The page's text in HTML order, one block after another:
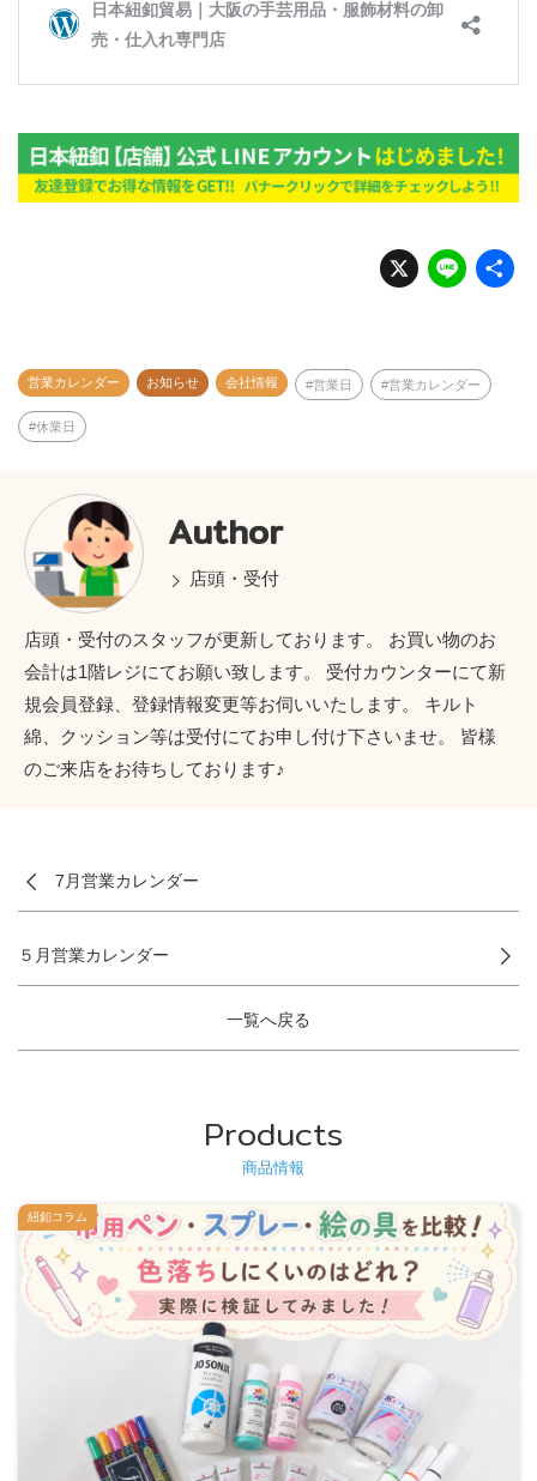
X Li
n
営業カレンダー お知らせ 会社情報 営業日 営業カレンダー
休業日
Author
店頭・受付
店頭・受付のスタッフが更新しております。 お買い物のお
会計は1階レジにてお願い致します。 受付カウンターにて新
規会員登録、登録情報変更等お伺いいたします。 キルト
綿、クッション等は受付にてお申し付け下さいませ。 皆様
のご来店をお待ちしております♪
7月営業カレンダー
一覧へ戻る
５月営業カレンダー
Products
商品情報
紐釦コラム